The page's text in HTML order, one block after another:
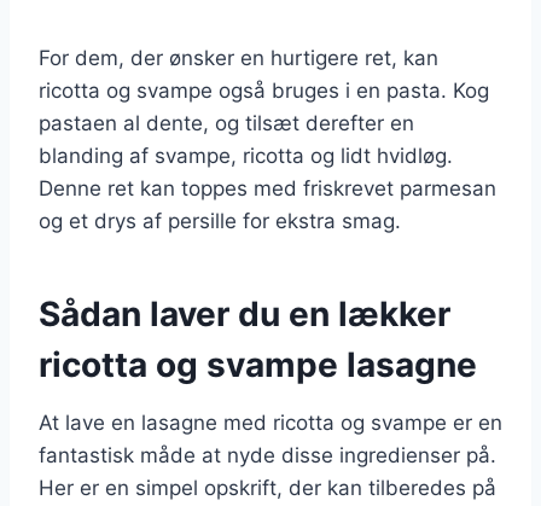
For dem, der ønsker en hurtigere ret, kan
ricotta og svampe også bruges i en pasta. Kog
pastaen al dente, og tilsæt derefter en
blanding af svampe, ricotta og lidt hvidløg.
Denne ret kan toppes med friskrevet parmesan
og et drys af persille for ekstra smag.
Sådan laver du en lækker
ricotta og svampe lasagne
At lave en lasagne med ricotta og svampe er en
fantastisk måde at nyde disse ingredienser på.
Her er en simpel opskrift, der kan tilberedes på